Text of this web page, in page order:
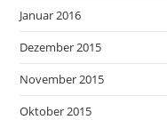
Januar 2016
Dezember 2015
November 2015
Oktober 2015